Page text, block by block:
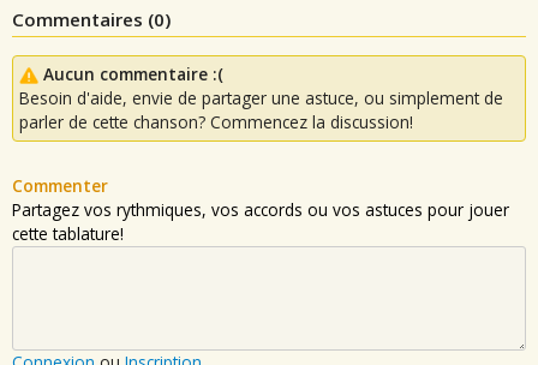
Commentaires (0)
Aucun commentaire :(
Besoin d'aide, envie de partager une astuce, ou simplement de
parler de cette chanson? Commencez la discussion!
Commenter
Partagez vos rythmiques, vos accords ou vos astuces pour jouer
cette tablature!